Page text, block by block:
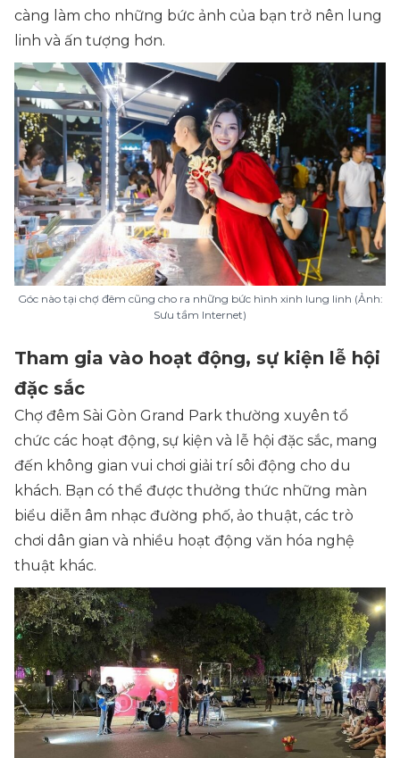
càng làm cho những bức ảnh của bạn trở nên lung
linh và ấn tượng hơn.
Góc nào tại chợ đêm cũng cho ra những bức hình xinh lung linh (Ảnh:
Sưu tầm Internet)
Tham gia vào hoạt động, sự kiện lễ hội
đặc sắc
Chợ đêm Sài Gòn Grand Park thường xuyên tổ
chức các hoạt động, sự kiện và lễ hội đặc sắc, mang
đến không gian vui chơi giải trí sôi động cho du
khách. Bạn có thể được thưởng thức những màn
biểu diễn âm nhạc đường phố, ảo thuật, các trò
chơi dân gian và nhiều hoạt động văn hóa nghệ
thuật khác.